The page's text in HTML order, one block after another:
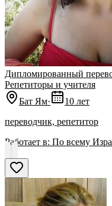
Дипломированный
Репетиторы и учителя
Бат Ям·
10 лет
переводчик, репетитор
Работает в: По всему